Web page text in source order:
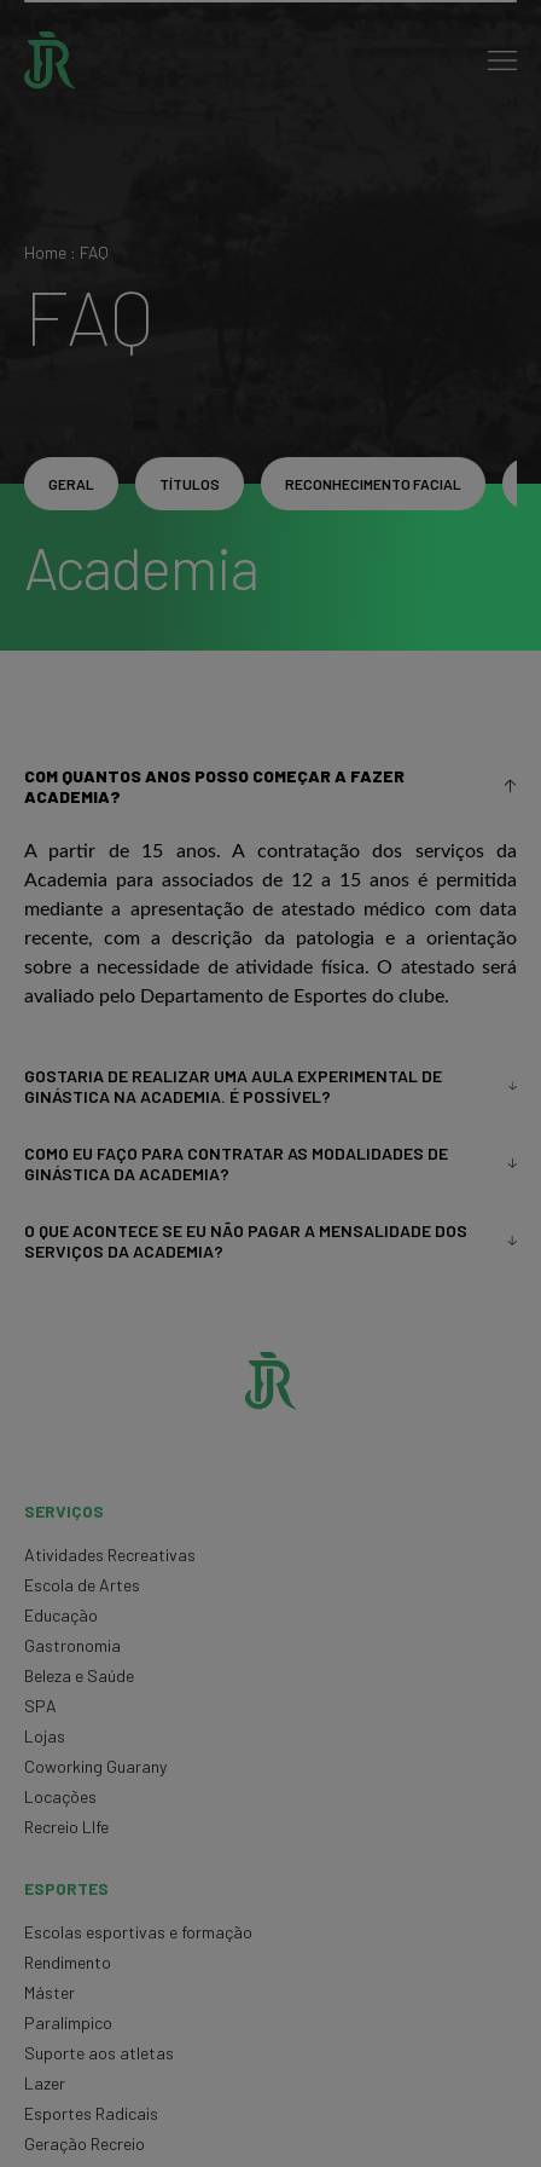
Home : FAQ
FAQ
Academia
GERAL TÍTULOS RECONHECIMENTO FACIAL
COM QUANTOS ANOS POSSO COMEÇAR A FAZER
ACADEMIA?
A partir de 15 anos. A contratação dos serviços da
Academia para associados de 12 a 15 anos é permitida
mediante a apresentação de atestado médico com data
recente, com a descrição da patologia e a orientação
sobre a necessidade de atividade física. O atestado será
avaliado pelo Departamento de Esportes do clube.
GOSTARIA DE REALIZAR UMA AULA EXPERIMENTAL DE
GINÁSTICA NA ACADEMIA. É POSSÍVEL?
COMO EU FAÇO PARA CONTRATAR AS MODALIDADES DE
GINÁSTICA DA ACADEMIA?
O QUE ACONTECE SE EU NÃO PAGAR A MENSALIDADE DOS
SERVIÇOS DA ACADEMIA?
SERVIÇOS
Atividades Recreativas
Escola de Artes
Educação
Gastronomia
Beleza e Saúde
SPA
Lojas
Coworking Guarany
Locações
Recreio LIfe
ESPORTES
Escolas esportivas e formação
Rendimento
Máster
Paralímpico
Suporte aos atletas
Lazer
Esportes Radicais
Geração Recreio